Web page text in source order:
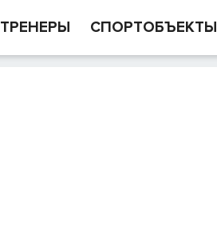
ТРЕНЕРЫ СПОРТОБЪЕКТЫ